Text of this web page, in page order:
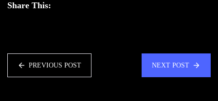
Share This:
PREVIOUS POST NEXT POST